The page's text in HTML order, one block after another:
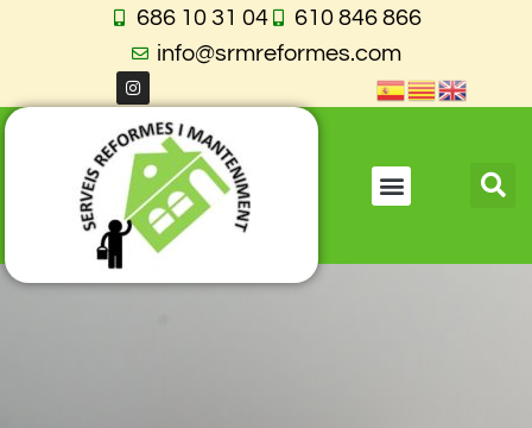
686 10 31 04
610 846 866
info@srmreformes.com